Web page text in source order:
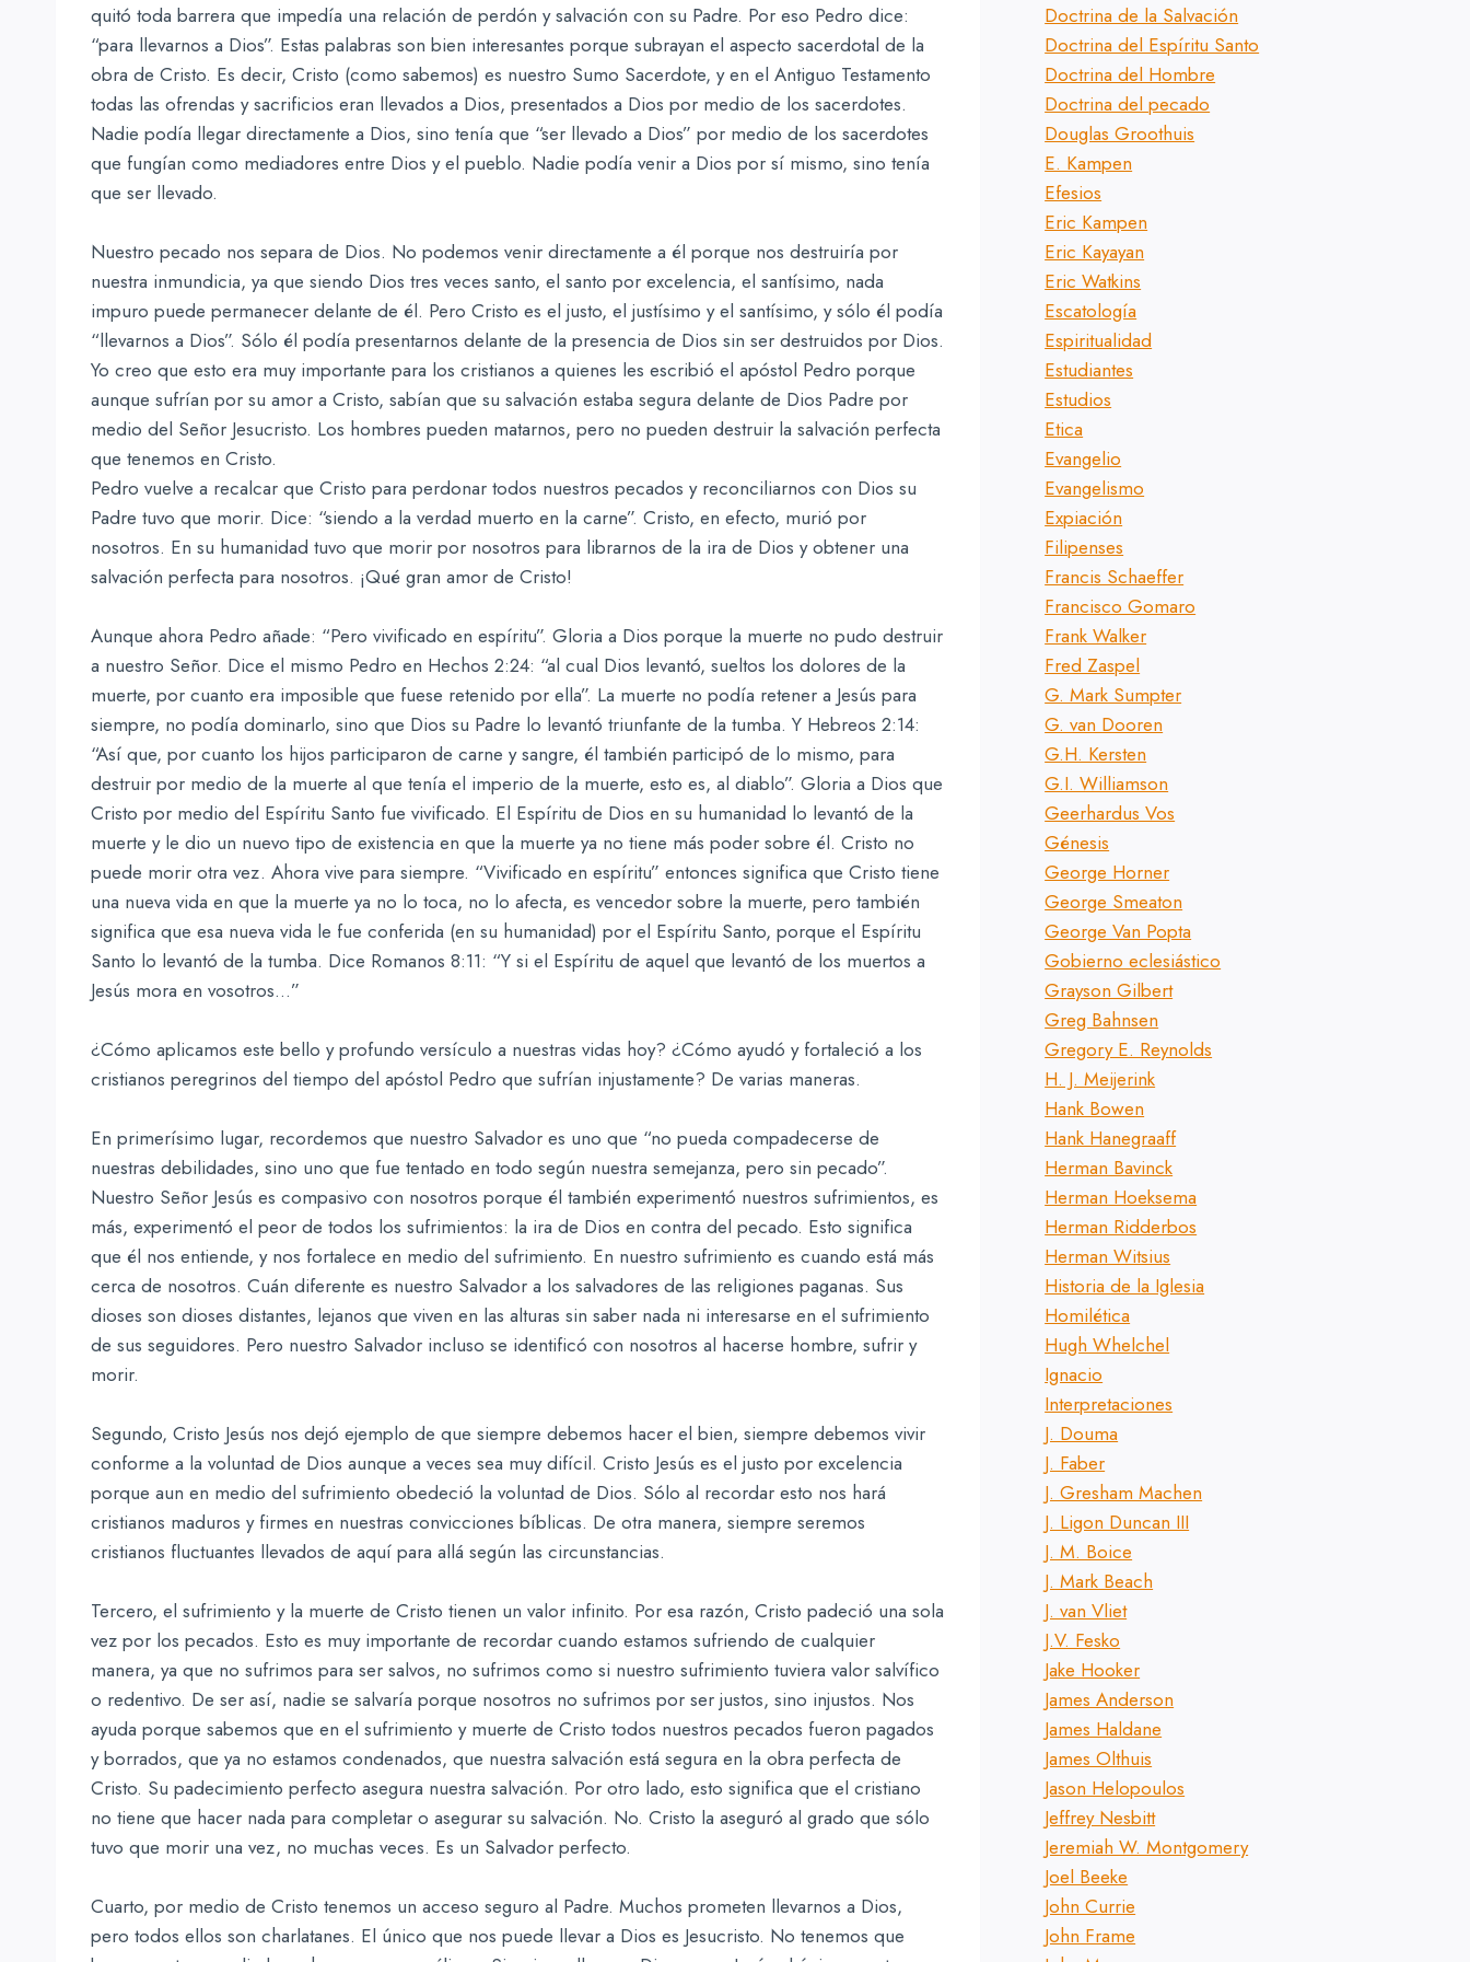
quitó toda barrera que impedía una relación de perdón y salvación con su Padre. Por eso Pedro dice:
“para llevarnos a Dios”. Estas palabras son bien interesantes porque subrayan el aspecto sacerdotal de la
obra de Cristo. Es decir, Cristo (como sabemos) es nuestro Sumo Sacerdote, y en el Antiguo Testamento
todas las ofrendas y sacrificios eran llevados a Dios, presentados a Dios por medio de los sacerdotes.
Nadie podía llegar directamente a Dios, sino tenía que “ser llevado a Dios” por medio de los sacerdotes
que fungían como mediadores entre Dios y el pueblo. Nadie podía venir a Dios por sí mismo, sino tenía
que ser llevado.
Nuestro pecado nos separa de Dios. No podemos venir directamente a él porque nos destruiría por
nuestra inmundicia, ya que siendo Dios tres veces santo, el santo por excelencia, el santísimo, nada
impuro puede permanecer delante de él. Pero Cristo es el justo, el justísimo y el santísimo, y sólo él podía
“llevarnos a Dios”. Sólo él podía presentarnos delante de la presencia de Dios sin ser destruidos por Dios.
Yo creo que esto era muy importante para los cristianos a quienes les escribió el apóstol Pedro porque
aunque sufrían por su amor a Cristo, sabían que su salvación estaba segura delante de Dios Padre por
medio del Señor Jesucristo. Los hombres pueden matarnos, pero no pueden destruir la salvación perfecta
que tenemos en Cristo.
Pedro vuelve a recalcar que Cristo para perdonar todos nuestros pecados y reconciliarnos con Dios su
Padre tuvo que morir. Dice: “siendo a la verdad muerto en la carne”. Cristo, en efecto, murió por
nosotros. En su humanidad tuvo que morir por nosotros para librarnos de la ira de Dios y obtener una
salvación perfecta para nosotros. ¡Qué gran amor de Cristo!
Aunque ahora Pedro añade: “Pero vivificado en espíritu”. Gloria a Dios porque la muerte no pudo destruir
a nuestro Señor. Dice el mismo Pedro en Hechos 2:24: “al cual Dios levantó, sueltos los dolores de la
muerte, por cuanto era imposible que fuese retenido por ella”. La muerte no podía retener a Jesús para
siempre, no podía dominarlo, sino que Dios su Padre lo levantó triunfante de la tumba. Y Hebreos 2:14:
“Así que, por cuanto los hijos participaron de carne y sangre, él también participó de lo mismo, para
destruir por medio de la muerte al que tenía el imperio de la muerte, esto es, al diablo”. Gloria a Dios que
Cristo por medio del Espíritu Santo fue vivificado. El Espíritu de Dios en su humanidad lo levantó de la
muerte y le dio un nuevo tipo de existencia en que la muerte ya no tiene más poder sobre él. Cristo no
puede morir otra vez. Ahora vive para siempre. “Vivificado en espíritu” entonces significa que Cristo tiene
una nueva vida en que la muerte ya no lo toca, no lo afecta, es vencedor sobre la muerte, pero también
significa que esa nueva vida le fue conferida (en su humanidad) por el Espíritu Santo, porque el Espíritu
Santo lo levantó de la tumba. Dice Romanos 8:11: “Y si el Espíritu de aquel que levantó de los muertos a
Jesús mora en vosotros…”
¿Cómo aplicamos este bello y profundo versículo a nuestras vidas hoy? ¿Cómo ayudó y fortaleció a los
cristianos peregrinos del tiempo del apóstol Pedro que sufrían injustamente? De varias maneras.
En primerísimo lugar, recordemos que nuestro Salvador es uno que “no pueda compadecerse de
nuestras debilidades, sino uno que fue tentado en todo según nuestra semejanza, pero sin pecado”.
Nuestro Señor Jesús es compasivo con nosotros porque él también experimentó nuestros sufrimientos, es
más, experimentó el peor de todos los sufrimientos: la ira de Dios en contra del pecado. Esto significa
que él nos entiende, y nos fortalece en medio del sufrimiento. En nuestro sufrimiento es cuando está más
cerca de nosotros. Cuán diferente es nuestro Salvador a los salvadores de las religiones paganas. Sus
dioses son dioses distantes, lejanos que viven en las alturas sin saber nada ni interesarse en el sufrimiento
de sus seguidores. Pero nuestro Salvador incluso se identificó con nosotros al hacerse hombre, sufrir y
morir.
Segundo, Cristo Jesús nos dejó ejemplo de que siempre debemos hacer el bien, siempre debemos vivir
conforme a la voluntad de Dios aunque a veces sea muy difícil. Cristo Jesús es el justo por excelencia
porque aun en medio del sufrimiento obedeció la voluntad de Dios. Sólo al recordar esto nos hará
cristianos maduros y firmes en nuestras convicciones bíblicas. De otra manera, siempre seremos
cristianos fluctuantes llevados de aquí para allá según las circunstancias.
Tercero, el sufrimiento y la muerte de Cristo tienen un valor infinito. Por esa razón, Cristo padeció una sola
vez por los pecados. Esto es muy importante de recordar cuando estamos sufriendo de cualquier
manera, ya que no sufrimos para ser salvos, no sufrimos como si nuestro sufrimiento tuviera valor salvífico
o redentivo. De ser así, nadie se salvaría porque nosotros no sufrimos por ser justos, sino injustos. Nos
ayuda porque sabemos que en el sufrimiento y muerte de Cristo todos nuestros pecados fueron pagados
y borrados, que ya no estamos condenados, que nuestra salvación está segura en la obra perfecta de
Cristo. Su padecimiento perfecto asegura nuestra salvación. Por otro lado, esto significa que el cristiano
no tiene que hacer nada para completar o asegurar su salvación. No. Cristo la aseguró al grado que sólo
tuvo que morir una vez, no muchas veces. Es un Salvador perfecto.
Cuarto, por medio de Cristo tenemos un acceso seguro al Padre. Muchos prometen llevarnos a Dios,
pero todos ellos son charlatanes. El único que nos puede llevar a Dios es Jesucristo. No tenemos que
Doctrina de la Salvación
Doctrina del Espíritu Santo
Doctrina del Hombre
Doctrina del pecado
Douglas Groothuis
E. Kampen
Efesios
Eric Kampen
Eric Kayayan
Eric Watkins
Escatología
Espiritualidad
Estudiantes
Estudios
Etica
Evangelio
Evangelismo
Expiación
Filipenses
Francis Schaeffer
Francisco Gomaro
Frank Walker
Fred Zaspel
G. Mark Sumpter
G. van Dooren
G.H. Kersten
G.I. Williamson
Geerhardus Vos
Génesis
George Horner
George Smeaton
George Van Popta
Gobierno eclesiástico
Grayson Gilbert
Greg Bahnsen
Gregory E. Reynolds
H. J. Meijerink
Hank Bowen
Hank Hanegraaff
Herman Bavinck
Herman Hoeksema
Herman Ridderbos
Herman Witsius
Historia de la Iglesia
Homilética
Hugh Whelchel
Ignacio
Interpretaciones
J. Douma
J. Faber
J. Gresham Machen
J. Ligon Duncan III
J. M. Boice
J. Mark Beach
J. van Vliet
J.V. Fesko
Jake Hooker
James Anderson
James Haldane
James Olthuis
Jason Helopoulos
Jeffrey Nesbitt
Jeremiah W. Montgomery
Joel Beeke
John Currie
John Frame